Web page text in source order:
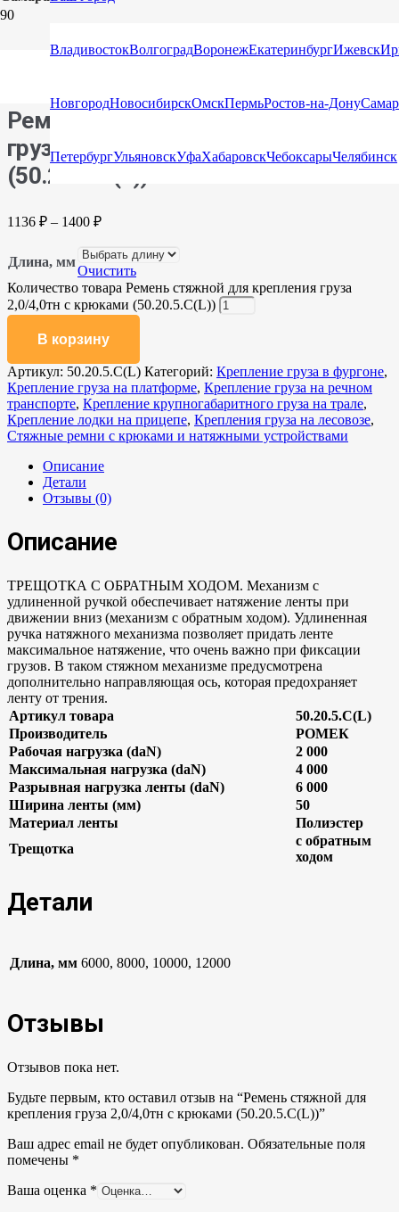
ВладивостокВолгоградВоронежЕкатеринбургИжевск
НовгородНовосибирскОмскПермьРостов-на-Дону
ПетербургУльяновскУфаХабаровскЧебоксарыЧелябинск
Главная/Каталог/Стяжные ремни/Стяжные ремни с
Ремень стяжной для крепления
груза 2,0/4,0тн с крюками
(50.20.5.C(L))
1136 ₽ – 1400 ₽
Длина, мм
Очистить
Количество товара Ремень стяжной для крепления груза
2,0/4,0тн с крюками (50.20.5.C(L))
В корзину
Артикул: 50.20.5.C(L) Категорий: Крепление груза в фургоне,
Крепление груза на платформе, Крепление груза на речном
транспорте, Крепление крупногабаритного груза на трале,
Крепление лодки на прицепе, Крепления груза на лесовозе,
Стяжные ремни с крюками и натяжными устройствами
Описание
Детали
Отзывы (0)
Описание
ТРЕЩОТКА С ОБРАТНЫМ ХОДОМ. Механизм с
удлиненной ручкой обеспечивает натяжение ленты при
движении вниз (механизм с обратным ходом). Удлиненная
ручка натяжного механизма позволяет придать ленте
максимальное натяжение, что очень важно при фиксации
грузов. В таком стяжном механизме предусмотрена
дополнительно направляющая ось, которая предохраняет
ленту от трения.
Артикул товара
50.20.5.C(L)
Производитель
РОМЕК
Рабочая нагрузка (daN)
2 000
Максимальная нагрузка (daN)
4 000
Разрывная нагрузка ленты (daN)
6 000
Ширина ленты (мм)
50
Материал ленты
Полиэстер
Трещотка
с обратным
ходом
Детали
Длина, мм 6000, 8000, 10000, 12000
Отзывы
Отзывов пока нет.
Будьте первым, кто оставил отзыв на “Ремень стяжной для
крепления груза 2,0/4,0тн с крюками (50.20.5.C(L))”
Ваш адрес email не будет опубликован. Обязательные поля
помечены *
Ваша оценка *